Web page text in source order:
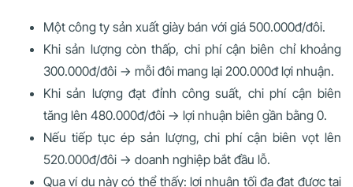
Một công ty sản xuất giày bán với giá 500.000đ/đôi.
Khi sản lượng còn thấp, chi phí cận biên chỉ khoảng
300.000đ/đôi → mỗi đôi mang lại 200.000đ lợi nhuận.
Khi sản lượng đạt đỉnh công suất, chi phí cận biên
tăng lên 480.000đ/đôi → lợi nhuận biên gần bằng 0.
Nếu tiếp tục ép sản lượng, chi phí cận biên vọt lên
520.000đ/đôi → doanh nghiệp bắt đầu lỗ.
Qua ví dụ này có thể thấy: lợi nhuận tối đa đạt được tại